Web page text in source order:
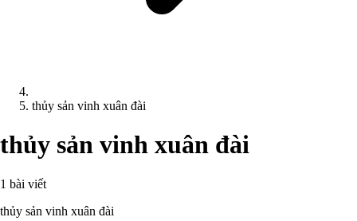
thủy sản vinh xuân đài
thủy sản vinh xuân đài
1 bài viết
thủy sản vinh xuân đài